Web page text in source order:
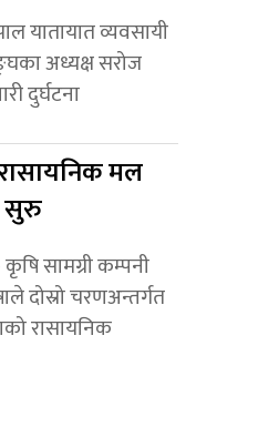
यातायात व्यवसायी
अध्यक्ष सरोज
दुर्घटना
मल
सुरु
सामग्री कम्पनी
दोस्रो चरणअन्तर्गत
रासायनिक